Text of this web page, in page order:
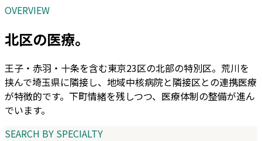
OVERVIEW
北区の医療。
王子・赤羽・十条を含む東京23区の北部の特別区。荒川を
挟んで埼玉県に隣接し、地域中核病院と隣接区との連携医療
が特徴的です。下町情緒を残しつつ、医療体制の整備が進ん
でいます。
SEARCH BY SPECIALTY